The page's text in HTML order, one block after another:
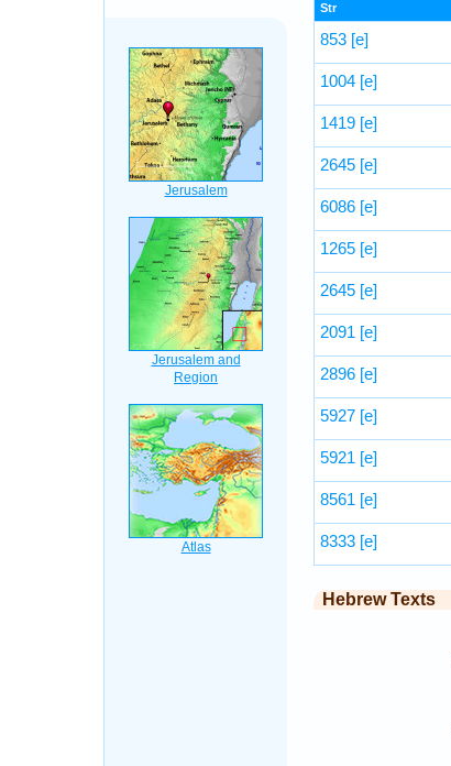
Str
853 [e]
1004 [e]
1419 [e]
2645 [e]
6086 [e]
1265 [e]
2645 [e]
2091 [e]
2896 [e]
5927 [e]
5921 [e]
8561 [e]
8333 [e]
Hebrew Texts